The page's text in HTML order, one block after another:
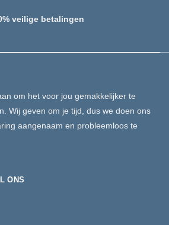
veilige betalingen
om het voor jou gemakkelijker te
Wij geven om je tijd, dus we doen ons
aangenaam en probleemloos te
ONS